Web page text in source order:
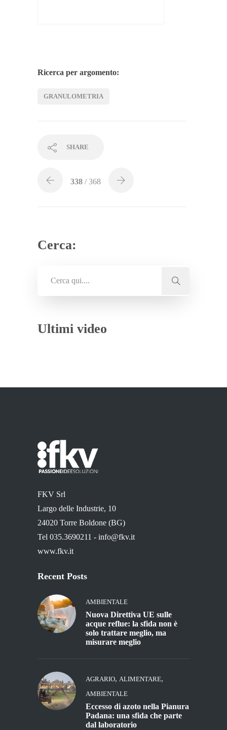
Ricerca per argomento:
GRANULOMETRIA
SHARE
338 / 368
Cerca:
Ultimi video
FKV Srl
Largo delle Industrie, 10
24020 Torre Boldone (BG)
Tel 035.3690211 - info@fkv.it
www.fkv.it
Recent Posts
AMBIENTALE
Nuova Direttiva UE sulle
acque reflue: la sfida non è
solo trattare meglio, ma
misurare meglio
AGRARIO, ALIMENTARE,
AMBIENTALE
Eccesso di azoto nella Pianura
Padana: una sfida che parte
dal laboratorio